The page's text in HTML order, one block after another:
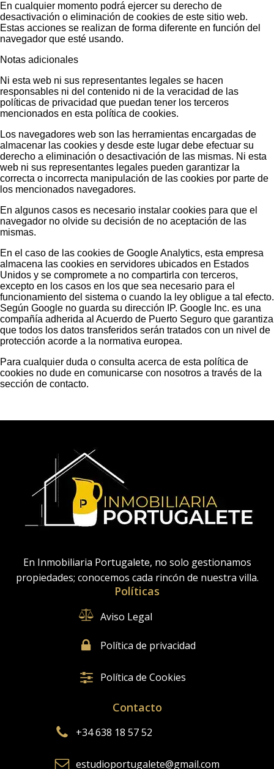
En cualquier momento podrá ejercer su derecho de
desactivación o eliminación de cookies de este sitio web.
Estas acciones se realizan de forma diferente en función del
navegador que esté usando.
Notas adicionales
Ni esta web ni sus representantes legales se hacen
responsables ni del contenido ni de la veracidad de las
políticas de privacidad que puedan tener los terceros
mencionados en esta política de cookies.
Los navegadores web son las herramientas encargadas de
almacenar las cookies y desde este lugar debe efectuar su
derecho a eliminación o desactivación de las mismas. Ni esta
web ni sus representantes legales pueden garantizar la
correcta o incorrecta manipulación de las cookies por parte de
los mencionados navegadores.
En algunos casos es necesario instalar cookies para que el
navegador no olvide su decisión de no aceptación de las
mismas.
En el caso de las cookies de Google Analytics, esta empresa
almacena las cookies en servidores ubicados en Estados
Unidos y se compromete a no compartirla con terceros,
excepto en los casos en los que sea necesario para el
funcionamiento del sistema o cuando la ley obligue a tal efecto.
Según Google no guarda su dirección IP. Google Inc. es una
compañía adherida al Acuerdo de Puerto Seguro que garantiza
que todos los datos transferidos serán tratados con un nivel de
protección acorde a la normativa europea.
Para cualquier duda o consulta acerca de esta política de
cookies no dude en comunicarse con nosotros a través de la
sección de contacto.
En Inmobiliaria Portugalete, no solo gestionamos
propiedades; conocemos cada rincón de nuestra villa.
Políticas
Aviso Legal
Política de privacidad
Política de Cookies
Contacto
+34 638 18 57 52
estudioportugalete@gmail.com